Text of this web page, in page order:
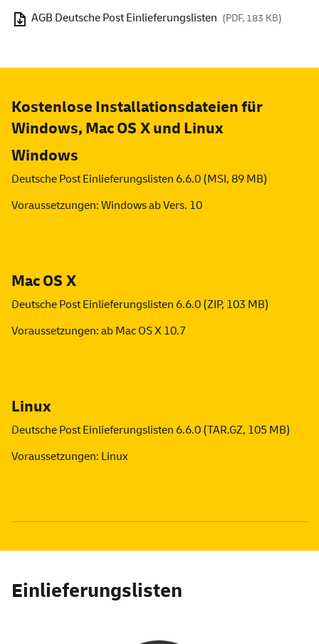
AGB Deutsche Post Einlieferungslisten (PDF, 183 KB)
Kostenlose Installationsdateien für
Windows, Mac OS X und Linux
Windows
Deutsche Post Einlieferungslisten 6.6.0 (MSI, 89 MB)
Voraussetzungen: Windows ab Vers. 10
Mac OS X
Deutsche Post Einlieferungslisten 6.6.0 (ZIP, 103 MB)
Voraussetzungen: ab Mac OS X 10.7
Linux
Deutsche Post Einlieferungslisten 6.6.0 (TAR.GZ, 105 MB)
Voraussetzungen: Linux
Einlieferungslisten